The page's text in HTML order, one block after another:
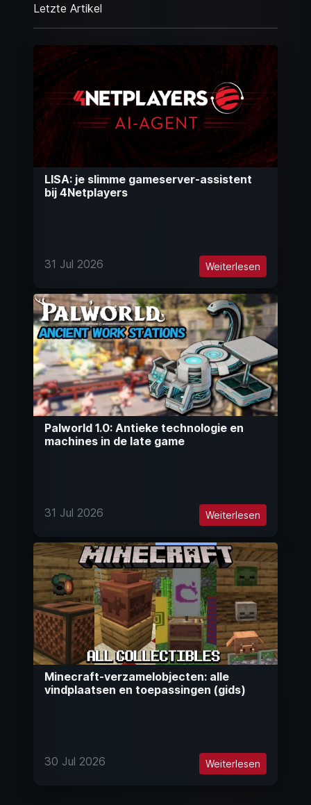
Letzte Artikel
LISA: je slimme gameserver-assistent
bij 4Netplayers
31 Jul 2026 Weiterlesen
Palworld 1.0: Antieke technologie en
machines in de late game
31 Jul 2026 Weiterlesen
Minecraft-verzamelobjecten: alle
vindplaatsen en toepassingen (gids)
30 Jul 2026 Weiterlesen